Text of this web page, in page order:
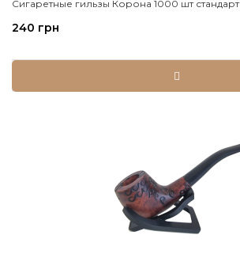
Сигаретные гильзы Корона 1000 шт стандарт
240 грн